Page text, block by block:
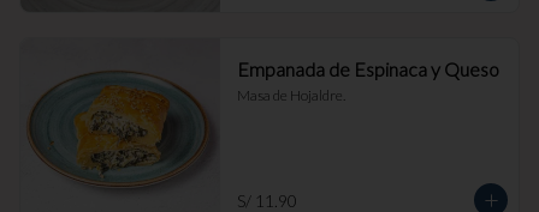
Empanada de Espinaca y Queso
Masa de Hojaldre.
S/ 11.90